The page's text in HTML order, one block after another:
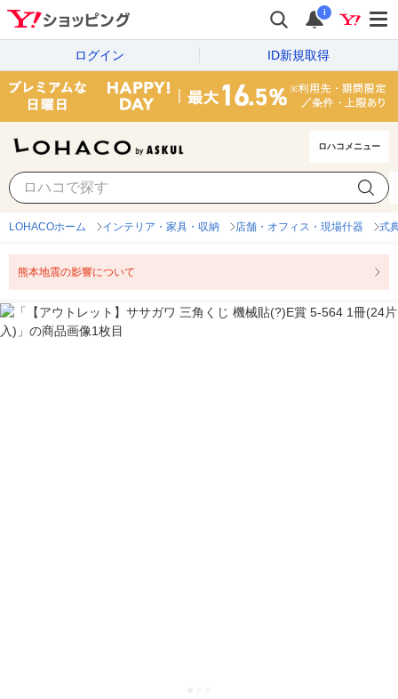
i
ログイン ID新規取得
ロハコメニュー
LOHACOホーム インテリア・家具・収納 店舗・オフィス・現場什器 式
熊本地震の影響について